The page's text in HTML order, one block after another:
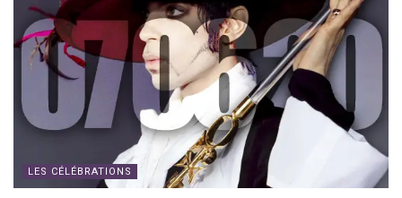
LES CÉLÉBRATIONS